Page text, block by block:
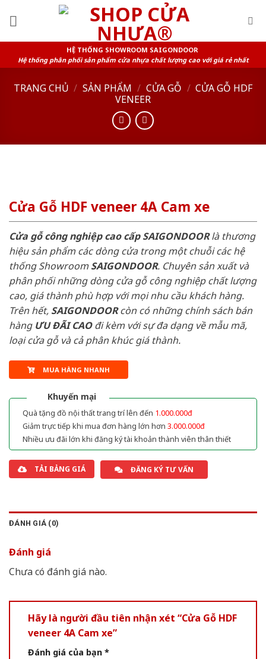
HỆ THỐNG SHOWROOM SAIGONDOOR
Hệ thống phân phối sản phẩm cửa nhựa chất lượng cao với giá rẻ nhất
TRANG CHỦ / SẢN PHẨM / CỬA GỖ / CỬA GỖ HDF
VENEER
Cửa Gỗ HDF veneer 4A Cam xe
Cửa gỗ công nghiệp cao cấp SAIGONDOORlà thương
hiệu sản phẩm các dòng cửa trong một chuỗi các hệ
thống ShowroomSAIGONDOOR. Chuyên sản xuất và
phân phối những dòng cửa gỗ công nghiệp chất lượng
cao, giá thành phù hợp với mọi nhu cầu khách hàng.
Trên hết, SAIGONDOORcòn có những chính sách bán
hàng ƯU ĐÃI CAOđi kèm với sự đa dạng về mẫu mã,
loại cửa gỗ và cả phân khúc giá thành.
MUA HÀNG NHANH
Khuyến mại
Quà tặng đồ nội thất trang trí lên đến 1.000.000đ
Giảm trực tiếp khi mua đơn hàng lớn hơn 3.000.000đ
Nhiều ưu đãi lớn khi đăng ký tài khoản thành viên thân thiết
TẢI BẢNG GIÁ ĐĂNG KÝ TƯ VẤN
ĐÁNH GIÁ (0)
Đánh giá
Chưa có đánh giá nào.
Hãy là người đầu tiên nhận xét “Cửa Gỗ HDF
veneer 4A Cam xe”
Đánh giá của bạn *